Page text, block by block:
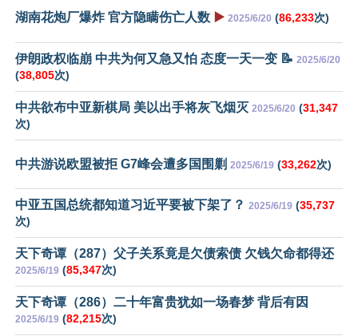
湖南花炮厂爆炸 官方隐瞒伤亡人数 ▶️ 2025/6/20 (86,233次)
伊朗政权临崩 中共为何又急又怕 态度一天一变 📝 2025/6/20
(38,805次)
中共欲布中亚新棋局 美以出手将灰飞烟灭 2025/6/20 (31,347
次)
中共游说欧盟被拒 G7峰会遭多国围剿 2025/6/19 (33,262次)
中亚五国总统都知道习近平要被下架了？ 2025/6/19 (35,737
次)
天下奇谭（287）父子关系竟是欠债索债 欠钱欠命都得还
2025/6/19 (85,347次)
天下奇谭（286）二十年富贵犹如一场春梦 背后有因
2025/6/19 (82,215次)